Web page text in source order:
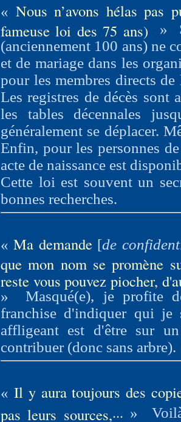
« Nous n’avons hélas pas
fameuse loi des 75 ans) »
(anciennement 100 ans) ne
et de mariage dans les
pour les membres directs
Les registres de décès sont
les tables décennales
généralement se déplacer.
Enfin, pour les personnes
acte de naissance est
Cette loi est souvent un
bonnes recherches.
«Ma demande [de
que mon nom se promène
reste vous pouvez piocher,
»Masqué(e), je profite
franchise d'indiquer qui
affligeant est d'être sur
contribuer (donc sans arbre).
« Il y aura toujours des
pas leurs sources, ... »